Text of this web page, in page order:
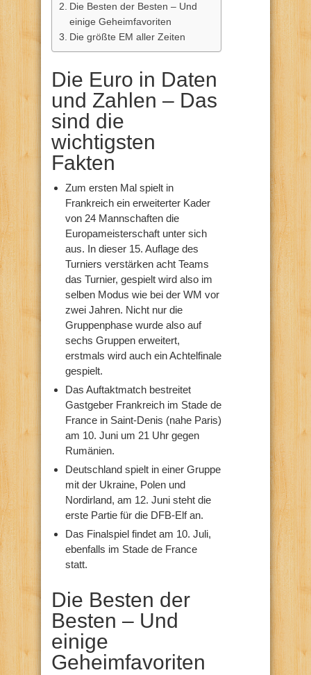
Die Besten der Besten – Und
einige Geheimfavoriten
Die größte EM aller Zeiten
Die Euro in Daten
und Zahlen – Das
sind die
wichtigsten
Fakten
Zum ersten Mal spielt in
Frankreich ein erweiterter Kader
von 24 Mannschaften die
Europameisterschaft unter sich
aus. In dieser 15. Auflage des
Turniers verstärken acht Teams
das Turnier, gespielt wird also im
selben Modus wie bei der WM vor
zwei Jahren. Nicht nur die
Gruppenphase wurde also auf
sechs Gruppen erweitert,
erstmals wird auch ein Achtelfinale
gespielt.
Das Auftaktmatch bestreitet
Gastgeber Frankreich im Stade de
France in Saint-Denis (nahe Paris)
am 10. Juni um 21 Uhr gegen
Rumänien.
Deutschland spielt in einer Gruppe
mit der Ukraine, Polen und
Nordirland, am 12. Juni steht die
erste Partie für die DFB-Elf an.
Das Finalspiel findet am 10. Juli,
ebenfalls im Stade de France
statt.
Die Besten der
Besten – Und
einige
Geheimfavoriten